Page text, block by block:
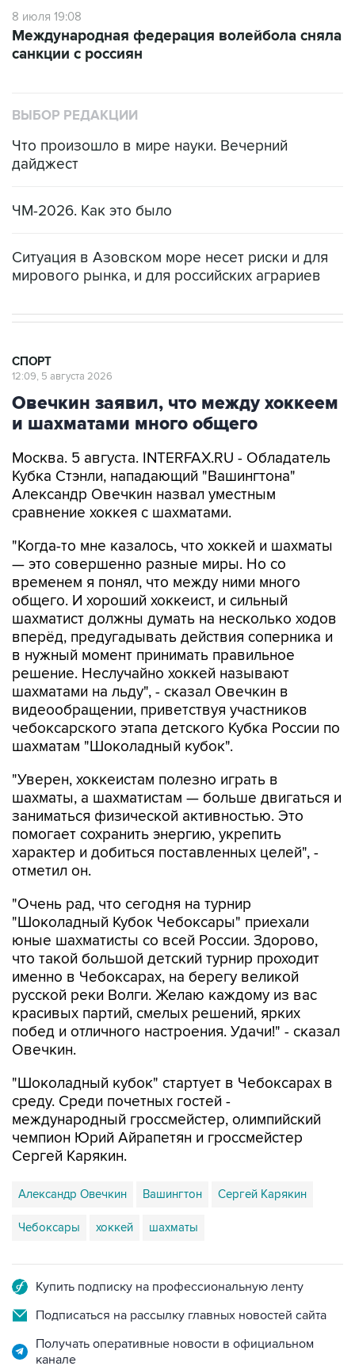
8 июля 19:08
Международная федерация волейбола сняла
санкции с россиян
ВЫБОР РЕДАКЦИИ
Что произошло в мире науки. Вечерний
дайджест
ЧМ-2026. Как это было
Ситуация в Азовском море несет риски и для
мирового рынка, и для российских аграриев
СПОРТ
12:09, 5 августа 2026
Овечкин заявил, что между хоккеем
и шахматами много общего
Москва. 5 августа. INTERFAX.RU - Обладатель
Кубка Стэнли, нападающий "Вашингтона"
Александр Овечкин назвал уместным
сравнение хоккея с шахматами.
"Когда-то мне казалось, что хоккей и шахматы
— это совершенно разные миры. Но со
временем я понял, что между ними много
общего. И хороший хоккеист, и сильный
шахматист должны думать на несколько ходов
вперёд, предугадывать действия соперника и
в нужный момент принимать правильное
решение. Неслучайно хоккей называют
шахматами на льду", - сказал Овечкин в
видеообращении, приветствуя участников
чебоксарского этапа детского Кубка России по
шахматам "Шоколадный кубок".
"Уверен, хоккеистам полезно играть в
шахматы, а шахматистам — больше двигаться и
заниматься физической активностью. Это
помогает сохранить энергию, укрепить
характер и добиться поставленных целей", -
отметил он.
"Очень рад, что сегодня на турнир
"Шоколадный Кубок Чебоксары" приехали
юные шахматисты со всей России. Здорово,
что такой большой детский турнир проходит
именно в Чебоксарах, на берегу великой
русской реки Волги. Желаю каждому из вас
красивых партий, смелых решений, ярких
побед и отличного настроения. Удачи!" - сказал
Овечкин.
"Шоколадный кубок" стартует в Чебоксарах в
среду. Среди почетных гостей -
международный гроссмейстер, олимпийский
чемпион Юрий Айрапетян и гроссмейстер
Сергей Карякин.
Александр Овечкин Вашингтон Сергей Карякин
Чебоксары хоккей шахматы
Купить подписку на профессиональную ленту
Подписаться на рассылку главных новостей сайта
Получать оперативные новости в официальном
канале